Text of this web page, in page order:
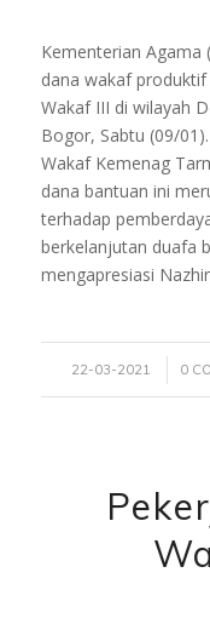
Kementerian Agama
dana wakaf
Wakaf III di wilayah
Bogor, Sabtu (09/
Wakaf Kemenag
dana bantuan ini
terhadap
berkelanjutan duafa
mengapresiasi
22-03-2021
/ 0 /